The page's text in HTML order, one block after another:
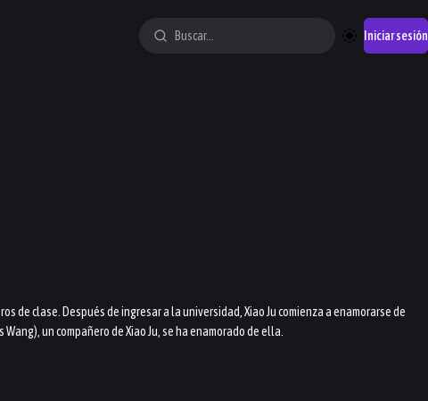
Iniciar sesión
de clase. Después de ingresar a la universidad, Xiao Ju comienza a enamorarse de
un compañero de Xiao Ju, se ha enamorado de ella.